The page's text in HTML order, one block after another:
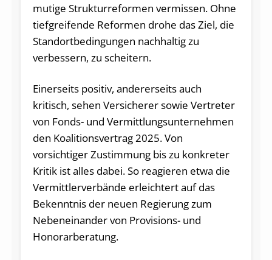
mutige Strukturreformen vermissen. Ohne
tiefgreifende Reformen drohe das Ziel, die
Standortbedingungen nachhaltig zu
verbessern, zu scheitern.
Einerseits positiv, andererseits auch
kritisch, sehen Versicherer sowie Vertreter
von Fonds- und Vermittlungsunternehmen
den Koalitionsvertrag 2025. Von
vorsichtiger Zustimmung bis zu konkreter
Kritik ist alles dabei. So reagieren etwa die
Vermittlerverbände erleichtert auf das
Bekenntnis der neuen Regierung zum
Nebeneinander von Provisions- und
Honorarberatung.